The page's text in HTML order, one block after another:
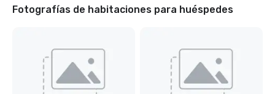
Fotografías de habitaciones para huéspedes